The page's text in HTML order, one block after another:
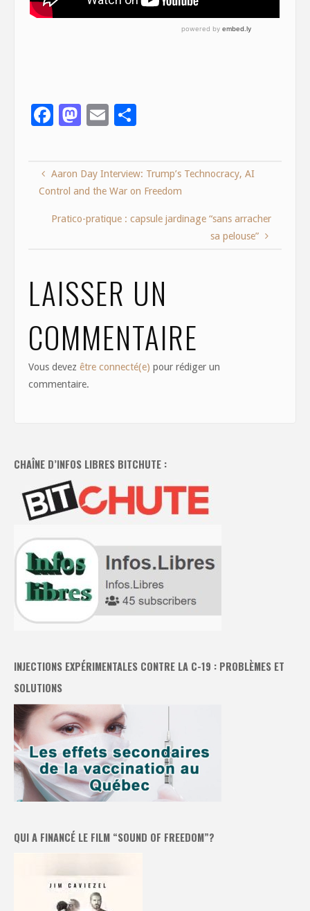
F
b
o
M
d
n
E
l
e
Aaron Day Interview: Trump’s Technocracy, AI
Control and the War on Freedom
Pratico-pratique : capsule jardinage “sans arracher
sa pelouse”
LAISSER UN
COMMENTAIRE
Vous devezêtre connecté(e) pour rédiger un
commentaire.
CHAÎNE D’INFOS LIBRES BITCHUTE :
INJECTIONS EXPÉRIMENTALES CONTRE LA C-19 : PROBLÈMES ET
SOLUTIONS
QUI A FINANCÉ LE FILM “SOUND OF FREEDOM”?